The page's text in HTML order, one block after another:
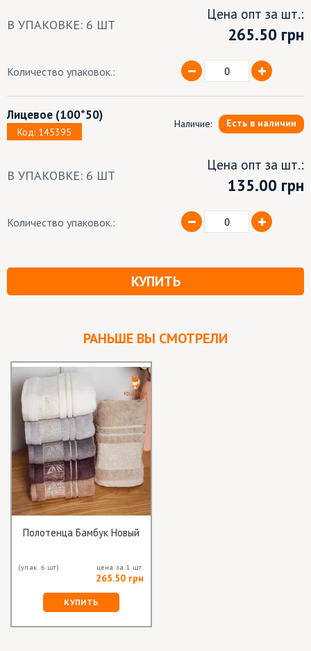
В УПАКОВКЕ: 6 ШТ
Цена опт за шт.:
265.50 грн
Количество упаковок.:
Лицевое (100*50)
Код: 145395
Наличие: Есть в наличии
В УПАКОВКЕ: 6 ШТ
Цена опт за шт.:
135.00 грн
Количество упаковок.:
КУПИТЬ
РАНЬШЕ ВЫ СМОТРЕЛИ
Полотенца Бамбук Новый
(упак. 6 шт) цена за 1 шт.
265.50 грн
КУПИТЬ